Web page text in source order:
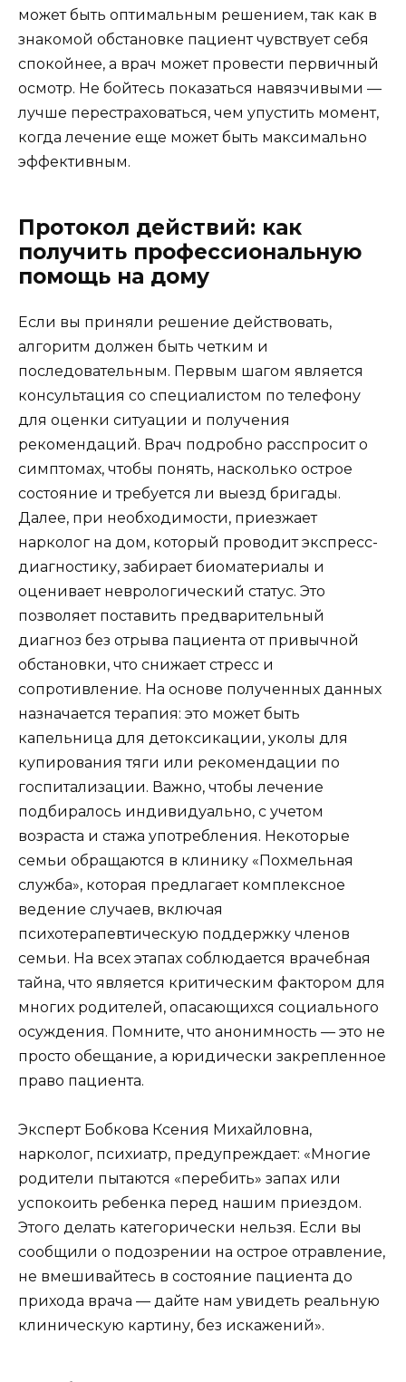
может быть оптимальным решением, так как в
знакомой обстановке пациент чувствует себя
спокойнее, а врач может провести первичный
осмотр. Не бойтесь показаться навязчивыми —
лучше перестраховаться, чем упустить момент,
когда лечение еще может быть максимально
эффективным.
Протокол действий: как
получить профессиональную
помощь на дому
Если вы приняли решение действовать,
алгоритм должен быть четким и
последовательным. Первым шагом является
консультация со специалистом по телефону
для оценки ситуации и получения
рекомендаций. Врач подробно расспросит о
симптомах, чтобы понять, насколько острое
состояние и требуется ли выезд бригады.
Далее, при необходимости, приезжает
нарколог на дом, который проводит экспресс-
диагностику, забирает биоматериалы и
оценивает неврологический статус. Это
позволяет поставить предварительный
диагноз без отрыва пациента от привычной
обстановки, что снижает стресс и
сопротивление. На основе полученных данных
назначается терапия: это может быть
капельница для детоксикации, уколы для
купирования тяги или рекомендации по
госпитализации. Важно, чтобы лечение
подбиралось индивидуально, с учетом
возраста и стажа употребления. Некоторые
семьи обращаются в клинику «Похмельная
служба», которая предлагает комплексное
ведение случаев, включая
психотерапевтическую поддержку членов
семьи. На всех этапах соблюдается врачебная
тайна, что является критическим фактором для
многих родителей, опасающихся социального
осуждения. Помните, что анонимность — это не
просто обещание, а юридически закрепленное
право пациента.
Эксперт Бобкова Ксения Михайловна,
нарколог, психиатр, предупреждает: «Многие
родители пытаются «перебить» запах или
успокоить ребенка перед нашим приездом.
Этого делать категорически нельзя. Если вы
сообщили о подозрении на острое отравление,
не вмешивайтесь в состояние пациента до
прихода врача — дайте нам увидеть реальную
клиническую картину, без искажений».